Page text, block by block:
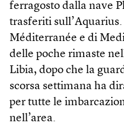
ferragosto dalla nave
trasferiti sull’Aquarius.
Méditerranée e di
delle poche rimaste
Libia, dopo che la
scorsa settimana ha
per tutte le
nell’area.